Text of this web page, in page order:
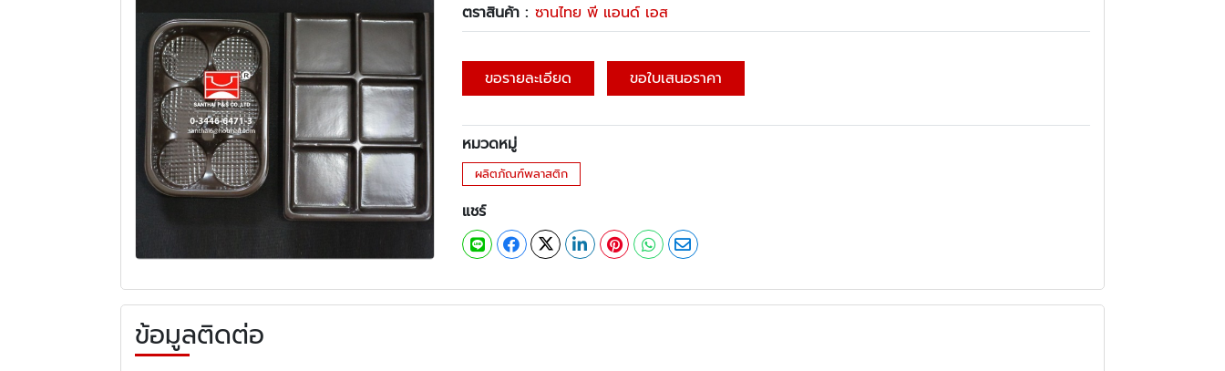
ตราสินค้า : ซานไทย พี แอนด์ เอส
ขอรายละเอียด ขอใบเสนอราคา
หมวดหมู่
ผลิตภัณฑ์พลาสติก
แชร์
ข้อมูลติดต่อ